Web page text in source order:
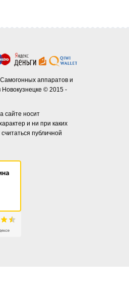
аппаратов и
Новокузнецке © 2015 -
сайте носит
и ни при каких
публичной